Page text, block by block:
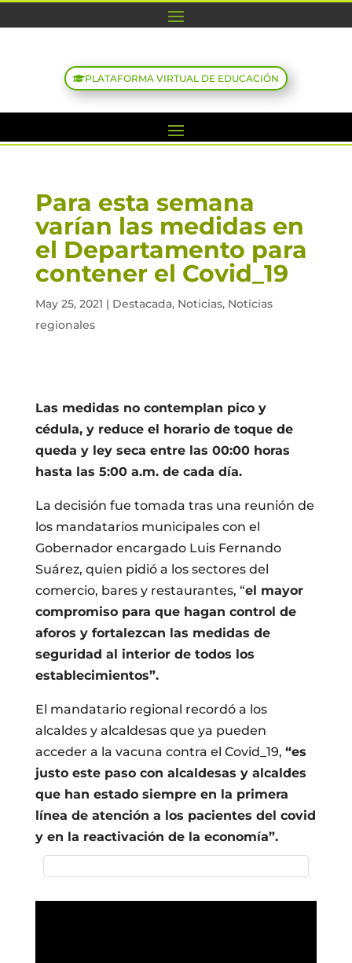
PLATAFORMA VIRTUAL DE EDUCACIÓN
Para esta semana
varían las medidas en
el Departamento para
contener el Covid_19
May 25, 2021 | Destacada, Noticias, Noticias
regionales
Las medidas no contemplan pico y
cédula, y reduce el horario de toque de
queda y ley seca entre las 00:00 horas
hasta las 5:00 a.m. de cada día.
La decisión fue tomada tras una reunión de
los mandatarios municipales con el
Gobernador encargado Luis Fernando
Suárez, quien pidió a los sectores del
comercio, bares y restaurantes, “el mayor
compromiso para que hagan control de
aforos y fortalezcan las medidas de
seguridad al interior de todos los
establecimientos”.
El mandatario regional recordó a los
alcaldes y alcaldesas que ya pueden
acceder a la vacuna contra el Covid_19, “es
justo este paso con alcaldesas y alcaldes
que han estado siempre en la primera
línea de atención a los pacientes del covid
y en la reactivación de la economía”.